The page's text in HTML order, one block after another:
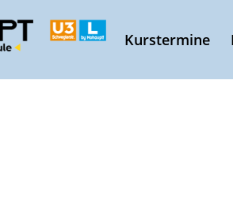
Kurstermine